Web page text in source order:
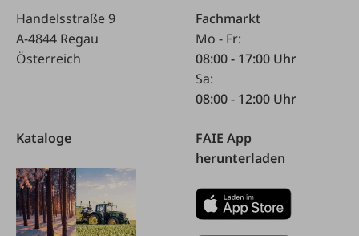
Handelsstraße 9
A-4844 Regau
Österreich
Fachmarkt
Mo - Fr:
08:00 - 17:00 Uhr
Sa:
08:00 - 12:00 Uhr
Kataloge
FAIE App
herunterladen